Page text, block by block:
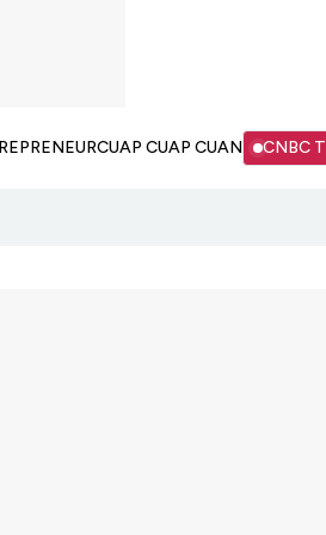
CUAP CUAP CUAN CNBC